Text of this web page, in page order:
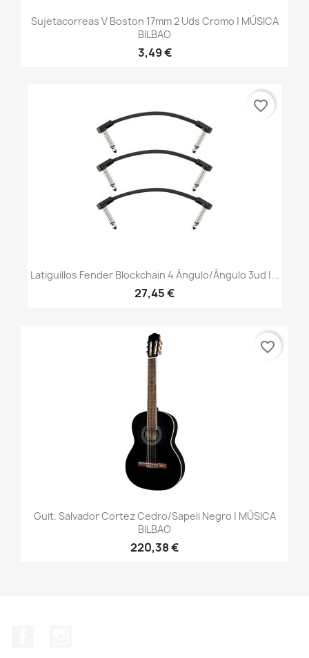
Sujetacorreas V Boston 17mm 2 Uds Cromo | MÚSICA
BILBAO
3,49 €
Latiguillos Fender Blockchain 4 Ángulo/ángulo 3ud |...
27,45 €
favorite_border
Guit. Salvador Cortez Cedro/sapeli Negro | MÚSICA
BILBAO
220,38 €
favorite_border